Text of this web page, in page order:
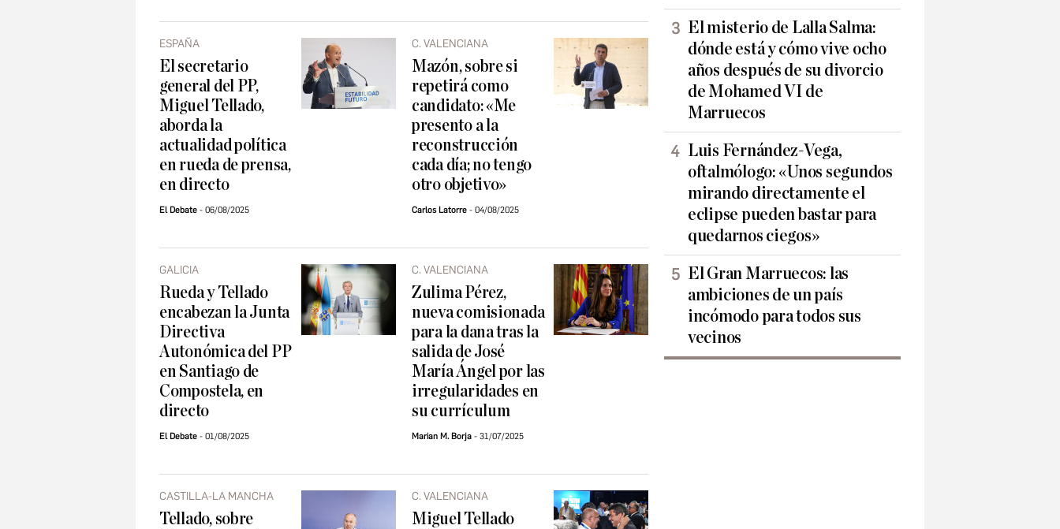
ESPAÑA
El secretario
general del PP,
Miguel Tellado,
aborda la
actualidad política
en rueda de prensa,
en directo
El Debate 06/08/2025
C. VALENCIANA
Mazón, sobre si
repetirá como
candidato: «Me
presento a la
reconstrucción
cada día; no tengo
otro objetivo»
Carlos Latorre 04/08/2025
GALICIA
Rueda y Tellado
encabezan la Junta
Directiva
Autonómica del PP
en Santiago de
Compostela, en
directo
El Debate 01/08/2025
C. VALENCIANA
Zulima Pérez,
nueva comisionada
para la dana tras la
salida de José
María Ángel por las
irregularidades en
su currículum
Marian M. Borja 31/07/2025
CASTILLA-LA MANCHA
Tellado, sobre
C. VALENCIANA
Miguel Tellado
El misterio de Lalla Salma:
dónde está y cómo vive ocho
años después de su divorcio
de Mohamed VI de
Marruecos
Luis Fernández-Vega,
oftalmólogo: «Unos segundos
mirando directamente el
eclipse pueden bastar para
quedarnos ciegos»
El Gran Marruecos: las
ambiciones de un país
incómodo para todos sus
vecinos